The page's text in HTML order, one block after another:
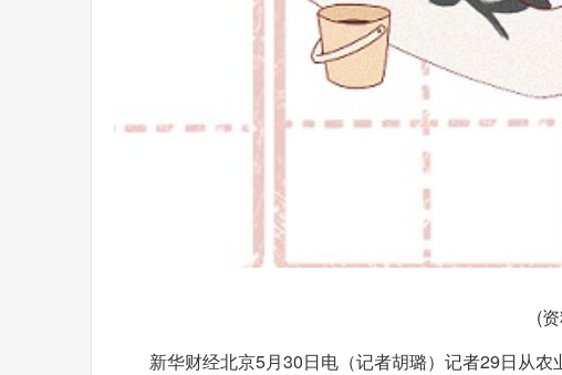
(
新华财经北京5月30日电（记者胡璐）记者29日从农